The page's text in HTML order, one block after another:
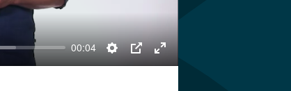
00:04
Settings
PIP Enter